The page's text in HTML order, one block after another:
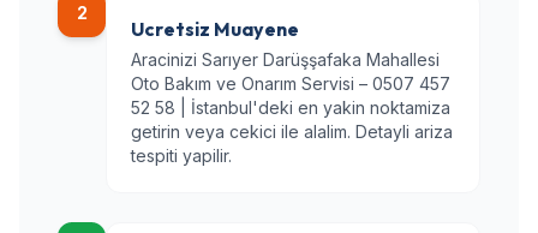
2
Ucretsiz Muayene
Aracinizi Sarıyer Darüşşafaka Mahallesi
Oto Bakım ve Onarım Servisi – 0507 457
52 58 | İstanbul'deki en yakin noktamiza
getirin veya cekici ile alalim. Detayli ariza
tespiti yapilir.